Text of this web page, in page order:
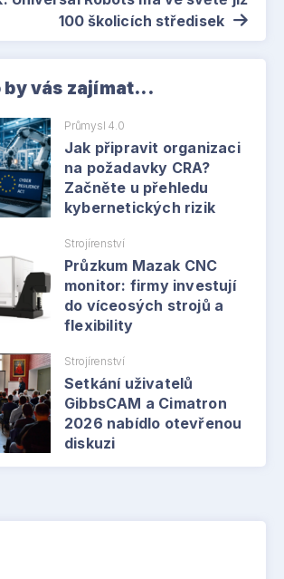
100 školicích středisek
by vás zajímat...
Průmysl 4.0
Jak připravit organizaci
na požadavky CRA?
Začněte u přehledu
kybernetických rizik
Strojírenství
Průzkum Mazak CNC
monitor: firmy investují
do víceosých strojů a
flexibility
Strojírenství
Setkání uživatelů
GibbsCAM a Cimatron
2026 nabídlo otevřenou
diskuzi